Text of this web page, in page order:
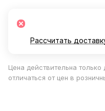
Рассчитать
Цена действительна
отличаться от цен в